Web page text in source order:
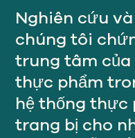
SỰ VA CHẠM
Về
GFN
Ủng hộ
Nghiên cứu
chúng tôi
trung tâm
thực phẩm
hệ thống thực
trang bị cho